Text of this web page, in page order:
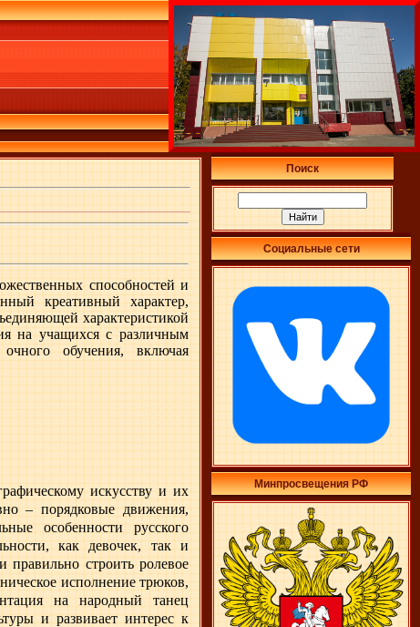
способностей и
креативный характер,
характеристикой
на учащихся с различным
обучения,
включая
искусству и их
– порядковые движения,
особенности русского
как девочек, так и
правильно строить ролевое
исполнение трюков,
на народный танец
и развивает интерес к
Поиск
Социальные сети
Минпросвещения РФ